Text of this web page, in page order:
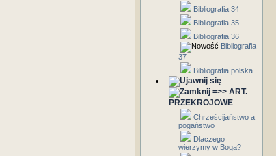
Bibliografia 34
Bibliografia 35
Bibliografia 36
Bibliografia
37
Bibliografia polska
=>> ART.
PRZEKROJOWE
Chrześcijaństwo a
pogaństwo
Dlaczego
wierzymy w Boga?